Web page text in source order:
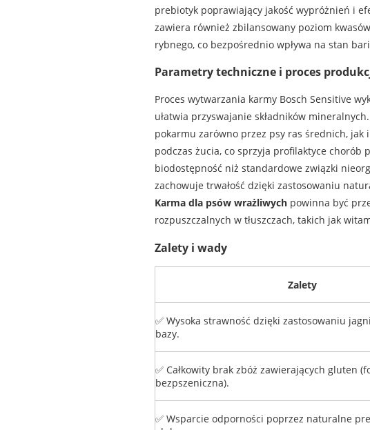
prebiotyk poprawiający jakość wypróżnień i
zawiera również zbilansowany poziom
rybnego, co bezpośrednio wpływa na stan
Parametry techniczne i proces
Proces wytwarzania karmy Bosch Sensitive
ułatwia przyswajanie składników
pokarmu zarówno przez psy ras średnich,
podczas żucia, co sprzyja profilaktyce chorób
biodostępność niż standardowe związki
zachowuje trwałość dzięki zastosowaniu
Karma dla psów wrażliwychpowinna być
rozpuszczalnych w tłuszczach, takich jak
Zalety i wady
Zalety
✅ Wysoka strawność dzięki zastosowaniu
bazy.
✅ Całkowity brak zbóż zawierających gluten
bezpszeniczna).
✅ Wsparcie odporności poprzez naturalne